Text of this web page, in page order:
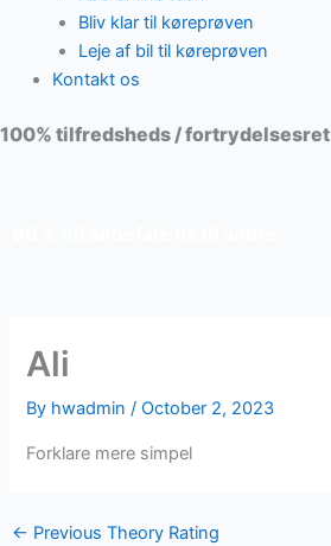
Bliv klar til køreprøven
Leje af bil til køreprøven
Kontakt os
100% tilfredsheds / fortrydelsesret
Ali
By hwadmin/October 2, 2023
Forklare mere simpel
← Previous Theory Rating